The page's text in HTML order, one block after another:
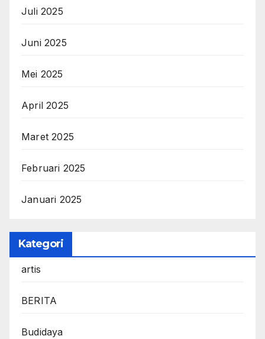
Juli 2025
Juni 2025
Mei 2025
April 2025
Maret 2025
Februari 2025
Januari 2025
Kategori
artis
BERITA
Budidaya